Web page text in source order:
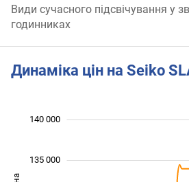
Види сучасного підсвічування у
годинниках
Динаміка цін на Seiko
140 000
135 000